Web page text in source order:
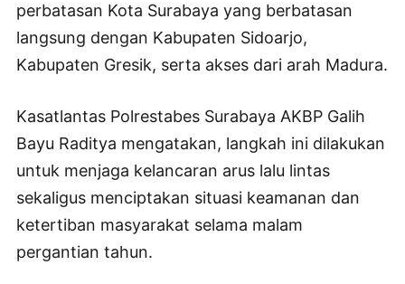
perbatasan Kota Surabaya yang berbatasan
langsung dengan Kabupaten Sidoarjo,
Kabupaten Gresik, serta akses dari arah Madura.
Kasatlantas Polrestabes Surabaya AKBP Galih
Bayu Raditya mengatakan, langkah ini dilakukan
untuk menjaga kelancaran arus lalu lintas
sekaligus menciptakan situasi keamanan dan
ketertiban masyarakat selama malam
pergantian tahun.